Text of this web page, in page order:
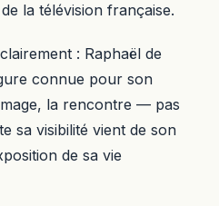
la télévision française.
: Raphaël de
connue pour son
la rencontre — pas
sa visibilité vient de son
de sa vie